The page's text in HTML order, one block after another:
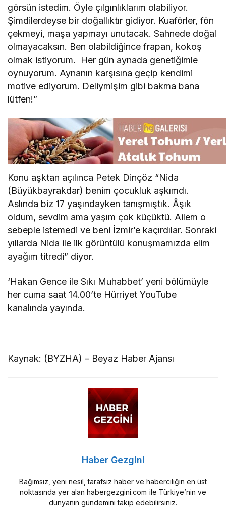
görsün istedim. Öyle çılgınlıklarım olabiliyor.
Şimdilerdeyse bir doğallıktır gidiyor. Kuaförler, fön
çekmeyi, maşa yapmayı unutacak. Sahnede doğal
olmayacaksın. Ben olabildiğince frapan, kokoş
olmak istiyorum. Her gün aynada genetiğimle
oynuyorum. Aynanın karşısına geçip kendimi
motive ediyorum. Deliymişim gibi bakma bana
lütfen!”
Konu aşktan açılınca Petek Dinçöz “Nida
(Büyükbayrakdar) benim çocukluk aşkımdı.
Aslında biz 17 yaşındayken tanışmıştık. Âşık
oldum, sevdim ama yaşım çok küçüktü. Ailem o
sebeple istemedi ve beni İzmir’e kaçırdılar. Sonraki
yıllarda Nida ile ilk görüntülü konuşmamızda elim
ayağım titredi” diyor.
‘Hakan Gence ile Sıkı Muhabbet’ yeni bölümüyle
her cuma saat 14.00’te Hürriyet YouTube
kanalında yayında.
Kaynak: (BYZHA) – Beyaz Haber Ajansı
Haber Gezgini
Bağımsız, yeni nesil, tarafsız haber ve haberciliğin en üst
noktasında yer alan habergezgini.com ile Türkiye’nin ve
dünyanın gündemini takip edebilirsiniz.